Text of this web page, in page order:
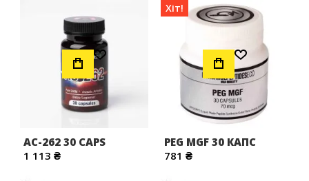
Додати до Списку Бажань
AC-262 30 CAPS
1 113 ₴
Додати до Списку Бажань
Хіт!
PEG MGF 30 КАПС
781 ₴